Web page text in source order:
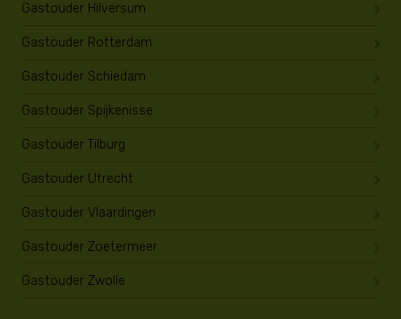
Gastouder Hilversum
Gastouder Rotterdam
Gastouder Schiedam
Gastouder Spijkenisse
Gastouder Tilburg
Gastouder Utrecht
Gastouder Vlaardingen
Gastouder Zoetermeer
Gastouder Zwolle